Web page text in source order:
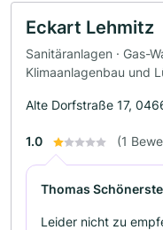
Eckart Lehmitz
Sanitäranlagen · Gas-
Klimaanlagenbau und
Alte Dorfstraße 17,
1.0 (1
Thomas
Leider nicht zu